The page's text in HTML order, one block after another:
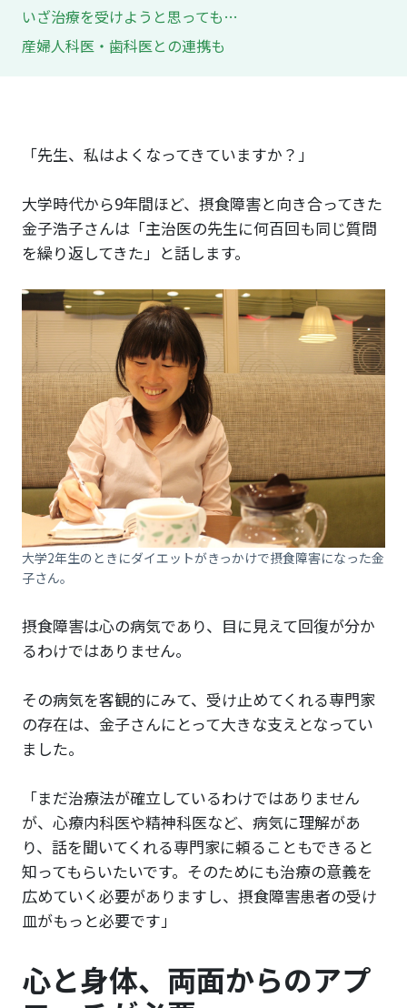
いざ治療を受けようと思っても…
産婦人科医・歯科医との連携も
「先生、私はよくなってきていますか？」
大学時代から9年間ほど、摂食障害と向き合ってきた
金子浩子さんは「主治医の先生に何百回も同じ質問
を繰り返してきた」と話します。
大学2年生のときにダイエットがきっかけで摂食障害になった金
子さん。
摂食障害は心の病気であり、目に見えて回復が分か
るわけではありません。
その病気を客観的にみて、受け止めてくれる専門家
の存在は、金子さんにとって大きな支えとなってい
ました。
「まだ治療法が確立しているわけではありません
が、心療内科医や精神科医など、病気に理解があ
り、話を聞いてくれる専門家に頼ることもできると
知ってもらいたいです。そのためにも治療の意義を
広めていく必要がありますし、摂食障害患者の受け
皿がもっと必要です」
心と身体、両面からのアプ